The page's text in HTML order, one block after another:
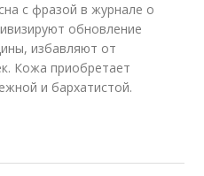
с фразой в журнале о
обновление
избавляют от
Кожа приобретает
и бархатистой.